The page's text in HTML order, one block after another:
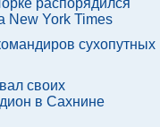
распорядился
New York Times
сухопутных
своих
в Сахнине